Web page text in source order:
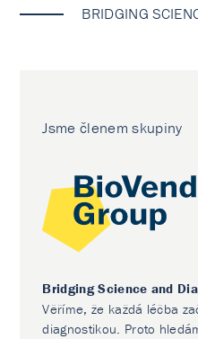
BRIDGING
Jsme členem skupiny
Bridging Science and
Věříme, že každá léčba
diagnostikou. Proto